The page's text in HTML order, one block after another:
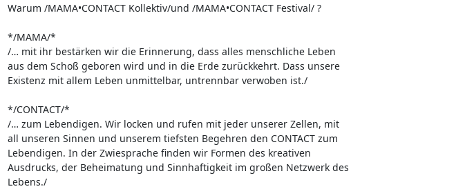
Warum /MAMA•CONTACT Kollektiv/und /MAMA•CONTACT Festival/ ?
*/MAMA/*
/… mit ihr bestärken wir die Erinnerung, dass alles menschliche Leben
aus dem Schoß geboren wird und in die Erde zurückkehrt. Dass unsere
Existenz mit allem Leben unmittelbar, untrennbar verwoben ist./
*/CONTACT/*
/… zum Lebendigen. Wir locken und rufen mit jeder unserer Zellen, mit
all unseren Sinnen und unserem tiefsten Begehren den CONTACT zum
Lebendigen. In der Zwiesprache finden wir Formen des kreativen
Ausdrucks, der Beheimatung und Sinnhaftigkeit im großen Netzwerk des
Lebens./